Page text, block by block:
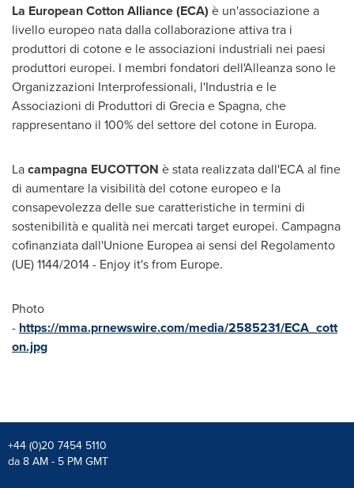
La European Cotton Alliance (ECA) è un'associazione a
livello europeo nata dalla collaborazione attiva tra i
produttori di cotone e le associazioni industriali nei paesi
produttori europei. I membri fondatori dell'Alleanza sono le
Organizzazioni Interprofessionali, l'Industria e le
Associazioni di Produttori di Grecia e Spagna, che
rappresentano il 100% del settore del cotone in Europa.
Lacampagna EUCOTTON è stata realizzata dall'ECA al fine
di aumentare la visibilità del cotone europeo e la
consapevolezza delle sue caratteristiche in termini di
sostenibilità e qualità nei mercati target europei. Campagna
cofinanziata dall'Unione Europea ai sensi del Regolamento
(UE) 1144/2014 - Enjoy it's from Europe.
Photo
- https://mma.prnewswire.com/media/2585231/ECA_cott
on.jpg
+44 (0)20 7454 5110
da 8 AM - 5 PM GMT